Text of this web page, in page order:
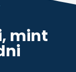
mint